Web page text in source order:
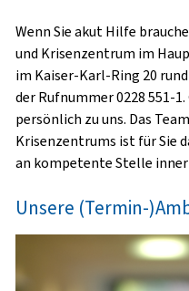
Wenn Sie akut Hilfe
und Krisenzentrum im
im Kaiser-Karl-Ring 20
der Rufnummer0228 551-1
persönlich zu uns. Das
Krisenzentrums ist für Sie
an kompetente Stelle
Unsere (Termin-